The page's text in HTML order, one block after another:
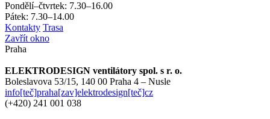
Pondělí–čtvrtek: 7.30–16.00
Pátek: 7.30–14.00
Kontakty Trasa
Zavřít okno
Praha
ELEKTRODESIGN ventilátory spol. s r. o.
Boleslavova 53/15, 140 00 Praha 4 – Nusle
info[teč]praha[zav]elektrodesign[teč]cz
(+420) 241 001 038